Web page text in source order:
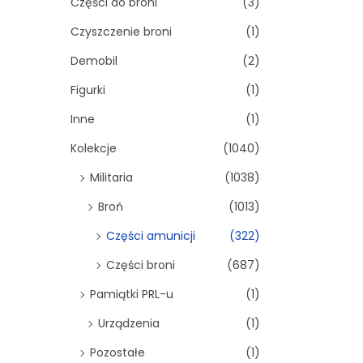
Czyszczenie broni
(1)
Demobil
(2)
Figurki
(1)
Inne
(1)
Kolekcje
(1040)
Militaria
(1038)
Broń
(1013)
Części amunicji
(322)
Części broni
(687)
Pamiątki PRL-u
(1)
Urządzenia
(1)
Pozostałe
(1)